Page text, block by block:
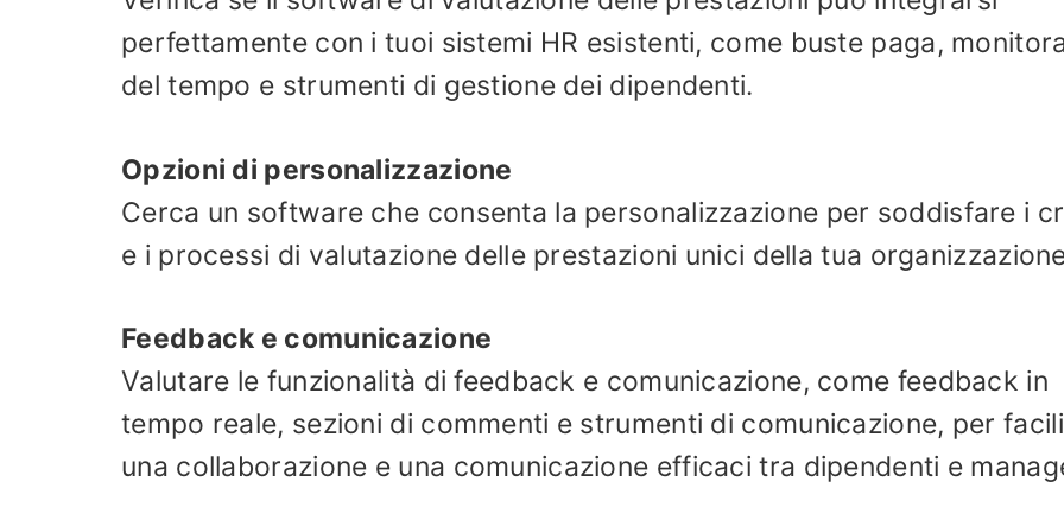
perfettamente con i tuoi sistemi HR esistenti, come buste paga,
del tempo e strumenti di gestione dei dipendenti.
Opzioni di personalizzazione
Cerca un software che consenta la personalizzazione per soddisfare i
e i processi di valutazione delle prestazioni unici della tua
Feedback e comunicazione
Valutare le funzionalità di feedback e comunicazione, come feedback in
tempo reale, sezioni di commenti e strumenti di comunicazione, per
una collaborazione e una comunicazione efficaci tra dipendenti e